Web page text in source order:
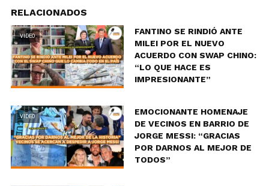
RELACIONADOS
VIDEO
FANTINO SE RINDIÓ ANTE
MILEI POR EL NUEVO
ACUERDO CON SWAP CHINO:
“LO QUE HACE ES
IMPRESIONANTE”
VIDEO
EMOCIONANTE HOMENAJE
DE VECINOS EN BARRIO DE
JORGE MESSI: “GRACIAS
POR DARNOS AL MEJOR DE
TODOS”